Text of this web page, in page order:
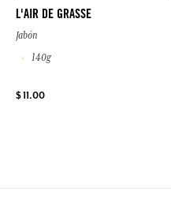
L'AIR DE GRASSE
Jabón
140g
$ 11.00